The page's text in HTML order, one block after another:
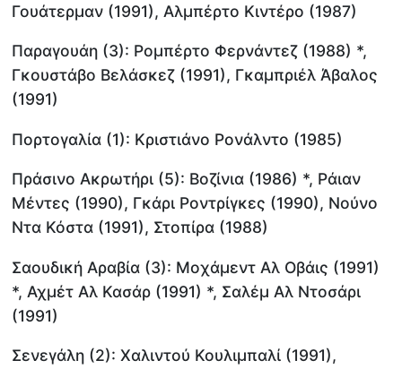
Γουάτερμαν (1991), Αλμπέρτο Κιντέρο (1987)
Παραγουάη (3): Ρομπέρτο Φερνάντεζ (1988) *,
Γκουστάβο Βελάσκεζ (1991), Γκαμπριέλ Άβαλος
(1991)
Πορτογαλία (1): Κριστιάνο Ρονάλντο (1985)
Πράσινο Ακρωτήρι (5): Βοζίνια (1986) *, Ράιαν
Μέντες (1990), Γκάρι Ροντρίγκες (1990), Νούνο
Ντα Κόστα (1991), Στοπίρα (1988)
Σαουδική Αραβία (3): Μοχάμεντ Αλ Οβάις (1991)
*, Αχμέτ Αλ Κασάρ (1991) *, Σαλέμ Αλ Ντοσάρι
(1991)
Σενεγάλη (2): Χαλιντού Κουλιμπαλί (1991),